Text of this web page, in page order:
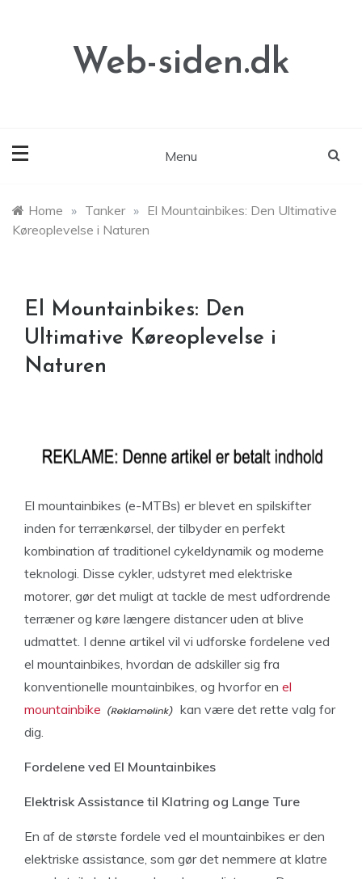
Web-siden.dk
Menu
Home » Tanker » El Mountainbikes: Den Ultimative
Køreoplevelse i Naturen
El Mountainbikes: Den
Ultimative Køreoplevelse i
Naturen
El mountainbikes (e-MTBs) er blevet en spilskifter
inden for terrænkørsel, der tilbyder en perfekt
kombination af traditionel cykeldynamik og moderne
teknologi. Disse cykler, udstyret med elektriske
motorer, gør det muligt at tackle de mest udfordrende
terræner og køre længere distancer uden at blive
udmattet. I denne artikel vil vi udforske fordelene ved
el mountainbikes, hvordan de adskiller sig fra
konventionelle mountainbikes, og hvorfor en el
mountainbike
kan være det rette valg for
dig.
Fordelene ved El Mountainbikes
Elektrisk Assistance til Klatring og Lange Ture
En af de største fordele ved el mountainbikes er den
elektriske assistance, som gør det nemmere at klatre